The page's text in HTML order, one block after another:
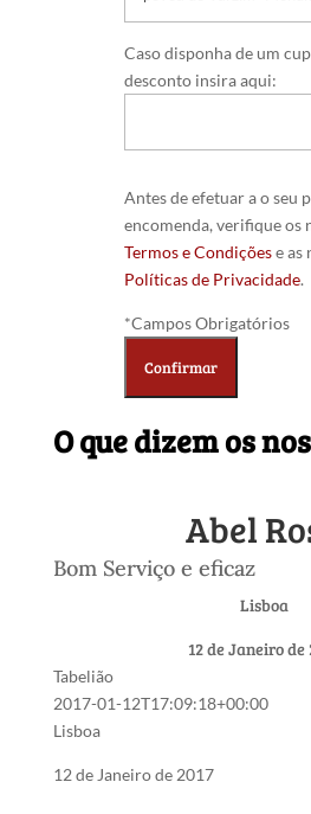
Caso disponha de um
desconto insira aqui:
Antes de efetuar a o seu
encomenda, verifique os
Termos e Condiçõese as
Políticas de Privacidade.
*Campos Obrigatórios
O que dizem os
Abel
Bom Serviço e eficaz
Lisboa
12 de Janeiro de
Tabelião
2017-01-12T17:09:18+00:00
Lisboa
12 de Janeiro de 2017